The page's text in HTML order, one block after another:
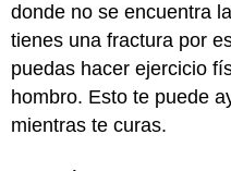
donde no se encuentra
tienes una fractura por
puedas hacer ejercicio
hombro. Esto te puede
mientras te curas.